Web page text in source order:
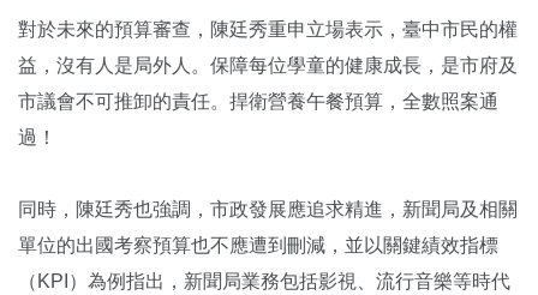
對於未來的預算審查，陳廷秀重申立場表示，臺中市民的權
益，沒有人是局外人。保障每位學童的健康成長，是市府及
市議會不可推卸的責任。捍衛營養午餐預算，全數照案通
過！
同時，陳廷秀也強調，市政發展應追求精進，新聞局及相關
單位的出國考察預算也不應遭到刪減，並以關鍵績效指標
（KPI）為例指出，新聞局業務包括影視、流行音樂等時代